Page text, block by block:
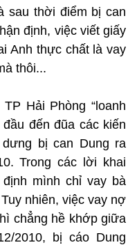
sau thời điểm bị can
định, việc viết giấy
Anh thực chất là vay
thôi...
Hải Phòng “loanh
đến đũa các kiến
bị can Dung ra
Trong các lời khai
mình chỉ vay bà
nhiên, việc vay nợ
chẳng hề khớp giữa
2010, bị cáo Dung